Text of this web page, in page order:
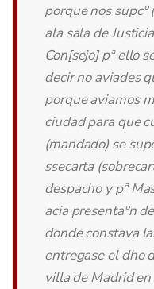
porque nos
ala sala de
Con[sejo] pª ello
decir no aviades
porque aviamos
ciudad para que
(mandado) se
ssecarta
despacho y pª
acia presentaºn
donde constava
entregase el dho
villa de Madrid